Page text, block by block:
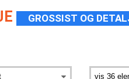
GROSSIST OG